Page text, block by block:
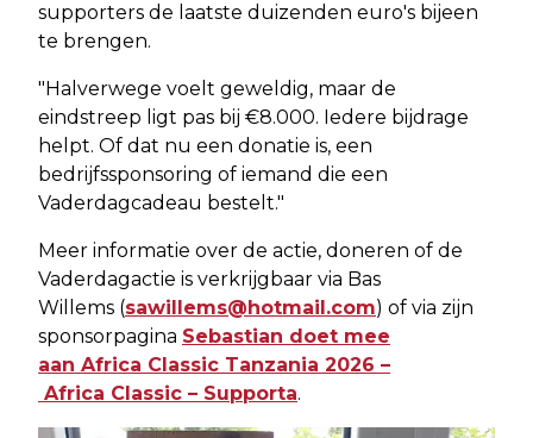
supporters de laatste duizenden euro's bijeen
te brengen.
"Halverwege voelt geweldig, maar de
eindstreep ligt pas bij €8.000. Iedere bijdrage
helpt. Of dat nu een donatie is, een
bedrijfssponsoring of iemand die een
Vaderdagcadeau bestelt."
Meer informatie over de actie, doneren of de
Vaderdagactie is verkrijgbaar via Bas
Willems (sawillems@hotmail.com) of via zijn
sponsorpagina Sebastian doet mee
aan Africa Classic Tanzania 2026 –
Africa Classic – Supporta.